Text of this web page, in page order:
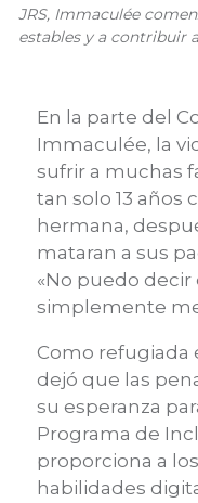
JRS, Immaculée
estables y a contribuir
En la parte del
Immaculée, la
sufrir a muchas
tan solo 13 años
hermana,
mataran a sus
«No puedo
simplemente
Como refugiada
dejó que las
su esperanza
Programa de
proporciona a
habilidades